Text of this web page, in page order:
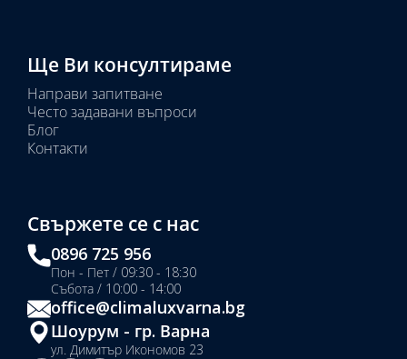
Ще Ви консултираме
Направи запитване
Често задавани въпроси
Блог
Контакти
Свържете се с нас
0896 725 956
Пон - Пет / 09:30 - 18:30
Събота / 10:00 - 14:00
office@climaluxvarna.bg
Шоурум - гр. Варна
ул. Димитър Икономов 23